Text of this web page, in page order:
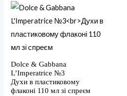
Dolce & Gabbana
L’Imperatrice №3
Духи в пластиковому
флаконі 110 мл зі спреєм